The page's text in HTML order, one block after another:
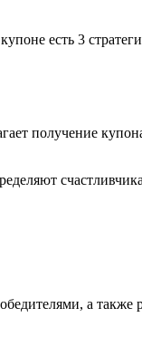
есть 3
получение
а также